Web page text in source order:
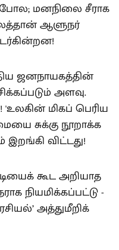
போல; மனநிலை சீராக
ஆளுநர்
ஜனநாயகத்தின்
அளவு.
மிகப் பெரிய
சுக்கு நூறாக்க
விட்டது!
கூட அறியாத
நியமிக்கப்பட்டு -
அத்துமீறிக்